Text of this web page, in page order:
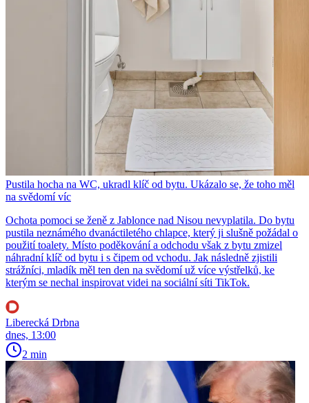
Pustila hocha na WC, ukradl klíč od bytu. Ukázalo se, že toho měl
na svědomí víc
Ochota pomoci se ženě z Jablonce nad Nisou nevyplatila. Do bytu
pustila neznámého dvanáctiletého chlapce, který ji slušně požádal o
použití toalety. Místo poděkování a odchodu však z bytu zmizel
náhradní klíč od bytu i s čipem od vchodu. Jak následně zjistili
strážníci, mladík měl ten den na svědomí už více výstřelků, ke
kterým se nechal inspirovat videi na sociální síti TikTok.
Liberecká Drbna
dnes, 13:00
2 min